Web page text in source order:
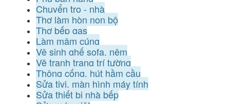
Chuyển trọ - nhà
Thợ làm hòn non bộ
Thợ bếp gas
Làm mâm cúng
Vệ sinh ghế sofa, nệm
Vẽ tranh trang trí tường
Thông cống, hút hầm cầu
Sửa tivi, màn hình máy tính
Sửa thiết bị nhà bếp